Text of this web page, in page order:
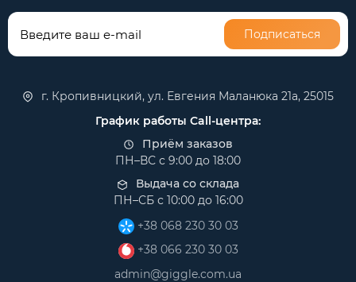
Подписаться
г. Кропивницкий, ул. Евгения Маланюка 21а, 25015
График работы Call-центра:
Приём заказов
ПН–ВС с 9:00 до 18:00
Выдача со склада
ПН–СБ с 10:00 до 16:00
+38 068 230 30 03
+38 066 230 30 03
admin@giggle.com.ua